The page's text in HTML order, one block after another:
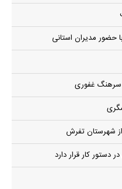
حضور مدیران استانی
سرهنگ غفوری
از شهرستان تفرش
کار قرار دارد